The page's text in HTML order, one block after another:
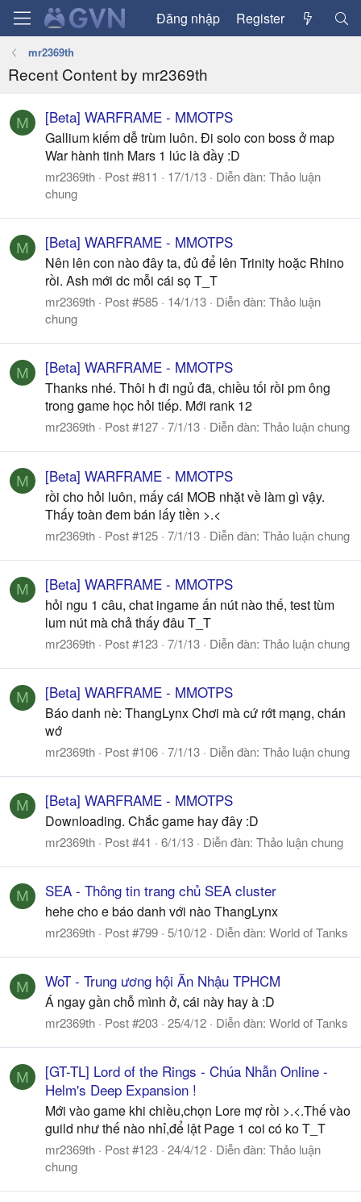
Đăng nhập Register
mr2369th
Recent Content by mr2369th
M [Beta] WARFRAME - MMOTPS
Gallium kiếm dễ trùm luôn. Đi solo con boss ở map
War hành tinh Mars 1 lúc là đầy :D
mr2369th Post #811 17/1/13 Diễn đàn: Thảo luận
chung
M [Beta] WARFRAME - MMOTPS
Nên lên con nào đây ta, đủ để lên Trinity hoặc Rhino
rồi. Ash mới dc mỗi cái sọ T_T
mr2369th Post #585 14/1/13 Diễn đàn: Thảo luận
chung
M [Beta] WARFRAME - MMOTPS
Thanks nhé. Thôi h đi ngủ đã, chiều tối rồi pm ông
trong game học hỏi tiếp. Mới rank 12
mr2369th Post #127 7/1/13 Diễn đàn: Thảo luận chung
M [Beta] WARFRAME - MMOTPS
rồi cho hỏi luôn, mấy cái MOB nhặt về làm gì vậy.
Thấy toàn đem bán lấy tiền >.<
mr2369th Post #125 7/1/13 Diễn đàn: Thảo luận chung
M [Beta] WARFRAME - MMOTPS
hỏi ngu 1 câu, chat ingame ấn nút nào thế, test tùm
lum nút mà chả thấy đâu T_T
mr2369th Post #123 7/1/13 Diễn đàn: Thảo luận chung
M [Beta] WARFRAME - MMOTPS
Báo danh nè: ThangLynx Chơi mà cứ rớt mạng, chán
wớ
mr2369th Post #106 7/1/13 Diễn đàn: Thảo luận chung
M [Beta] WARFRAME - MMOTPS
Downloading. Chắc game hay đây :D
mr2369th Post #41 6/1/13 Diễn đàn: Thảo luận chung
M SEA - Thông tin trang chủ SEA cluster
hehe cho e báo danh với nào ThangLynx
mr2369th Post #799 5/10/12 Diễn đàn: World of Tanks
M WoT - Trung ương hội Ăn Nhậu TPHCM
Á ngay gần chỗ mình ở, cái này hay à :D
mr2369th Post #203 25/4/12 Diễn đàn: World of Tanks
M
[GT-TL] Lord of the Rings - Chúa Nhẫn Online -
Helm's Deep Expansion !
Mới vào game khi chiều,chọn Lore mợ rồi >.<.Thế vào
guild như thế nào nhỉ,để lật Page 1 coi có ko T_T
mr2369th Post #123 24/4/12 Diễn đàn: Thảo luận
chung